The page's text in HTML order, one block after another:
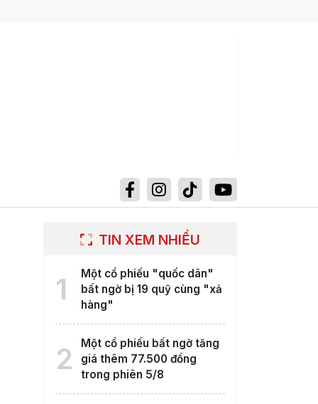
TIN XEM NHIỀU
1
Một cổ phiếu "quốc dân"
bất ngờ bị 19 quỹ cùng "xả
hàng"
2
Một cổ phiếu bất ngờ tăng
giá thêm 77.500 đồng
trong phiên 5/8